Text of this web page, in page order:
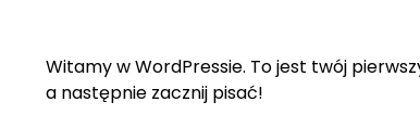
Witamy w WordPressie. To jest twój
a następnie zacznij pisać!